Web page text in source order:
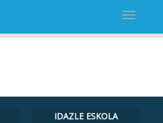
IDAZLE ESKOLA